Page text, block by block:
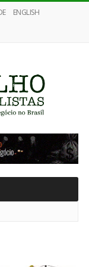
ENGLISH